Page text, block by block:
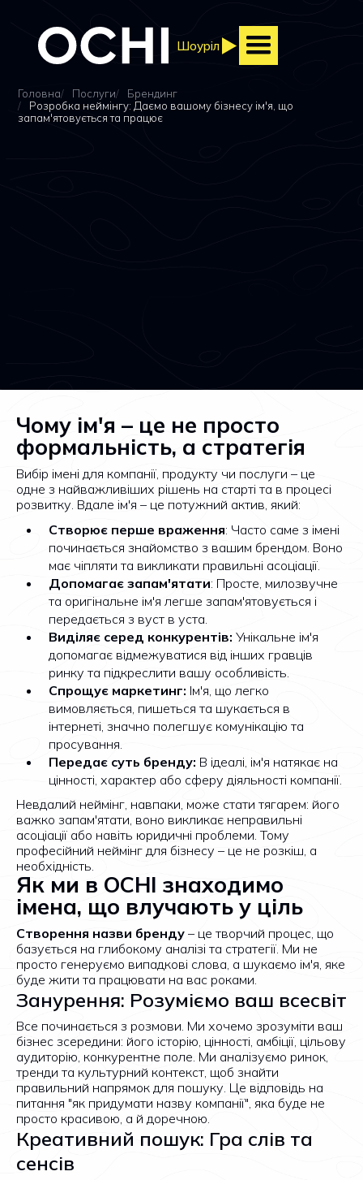
Шоуріл
Головна Послуги
Брендинг
Розробка неймінгу: Даємо вашому бізнесу ім'я, що
запам'ятовується та працює
Чому ім'я – це не просто
формальність, а стратегія
Вибір імені для компанії, продукту чи послуги – це
одне з найважливіших рішень на старті та в процесі
розвитку. Вдале ім'я – це потужний актив, який:
Створює перше враження: Часто саме з імені
починається знайомство з вашим брендом. Воно
має чіпляти та викликати правильні асоціації.
Допомагає запам'ятати: Просте, милозвучне
та оригінальне ім'я легше запам'ятовується і
передається з вуст в уста.
Виділяє серед конкурентів: Унікальне ім'я
допомагає відмежуватися від інших гравців
ринку та підкреслити вашу особливість.
Спрощує маркетинг: Ім'я, що легко
вимовляється, пишеться та шукається в
інтернеті, значно полегшує комунікацію та
просування.
Передає суть бренду: В ідеалі, ім'я натякає на
цінності, характер або сферу діяльності компанії.
Невдалий неймінг, навпаки, може стати тягарем: його
важко запам'ятати, воно викликає неправильні
асоціації або навіть юридичні проблеми. Тому
професійний неймінг для бізнесу – це не розкіш, а
необхідність.
Як ми в OCHI знаходимо
імена, що влучають у ціль
Створення назви бренду – це творчий процес, що
базується на глибокому аналізі та стратегії. Ми не
просто генеруємо випадкові слова, а шукаємо ім'я, яке
буде жити та працювати на вас роками.
Занурення: Розуміємо ваш всесвіт
Все починається з розмови. Ми хочемо зрозуміти ваш
бізнес зсередини: його історію, цінності, амбіції, цільову
аудиторію, конкурентне поле. Ми аналізуємо ринок,
тренди та культурний контекст, щоб знайти
правильний напрямок для пошуку. Це відповідь на
питання "як придумати назву компанії", яка буде не
просто красивою, а й доречною.
Креативний пошук: Гра слів та
сенсів